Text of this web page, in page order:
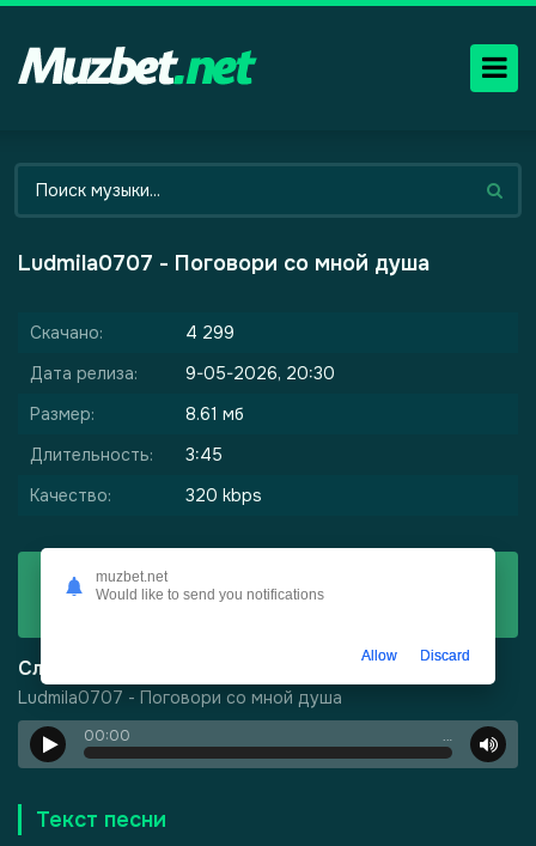
Ludmila0707 - Поговори со мной душа
Скачано:
4 299
Дата релиза:
9-05-2026, 20:30
Размер:
8.61 мб
Длительность:
3:45
Качество:
320 kbps
Скачать
Слушать
Ludmila0707 - Поговори со мной душа
00:00 …
Текст песни
- Харизма
muzbet.net
Would like to send you notifications
Allow Discard